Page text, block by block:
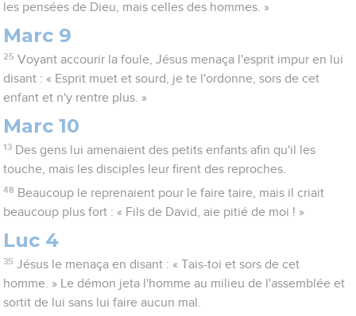
les pensées de Dieu, mais celles des hommes. »
Marc 9
25 Voyant accourir la foule, Jésus menaça l'esprit impur en lui
disant : « Esprit muet et sourd, je te l'ordonne, sors de cet
enfant et n'y rentre plus. »
Marc 10
13 Des gens lui amenaient des petits enfants afin qu'il les
touche, mais les disciples leur firent des reproches.
48 Beaucoup le reprenaient pour le faire taire, mais il criait
beaucoup plus fort : « Fils de David, aie pitié de moi ! »
Luc 4
35 Jésus le menaça en disant : « Tais-toi et sors de cet
homme. » Le démon jeta l'homme au milieu de l'assemblée et
sortit de lui sans lui faire aucun mal.